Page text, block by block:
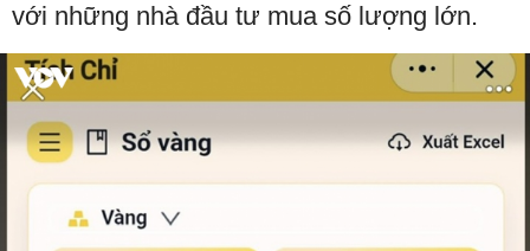
với những nhà đầu tư mua số lượng lớn.